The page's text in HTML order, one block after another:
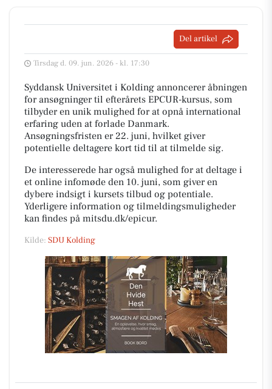
Del artikel
Tirsdag d. 09. jun. 2026 - kl. 17:30
Syddansk Universitet i Kolding annoncerer åbningen
for ansøgninger til efterårets EPCUR-kursus, som
tilbyder en unik mulighed for at opnå international
erfaring uden at forlade Danmark.
Ansøgningsfristen er 22. juni, hvilket giver
potentielle deltagere kort tid til at tilmelde sig.
De interesserede har også mulighed for at deltage i
et online infomøde den 10. juni, som giver en
dybere indsigt i kursets tilbud og potentiale.
Yderligere information og tilmeldingsmuligheder
kan findes på mitsdu.dk/epicur.
Kilde: SDU Kolding